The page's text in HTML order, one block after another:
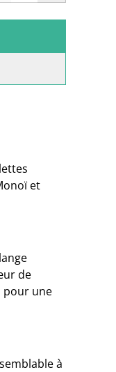
et
de
pour une
à